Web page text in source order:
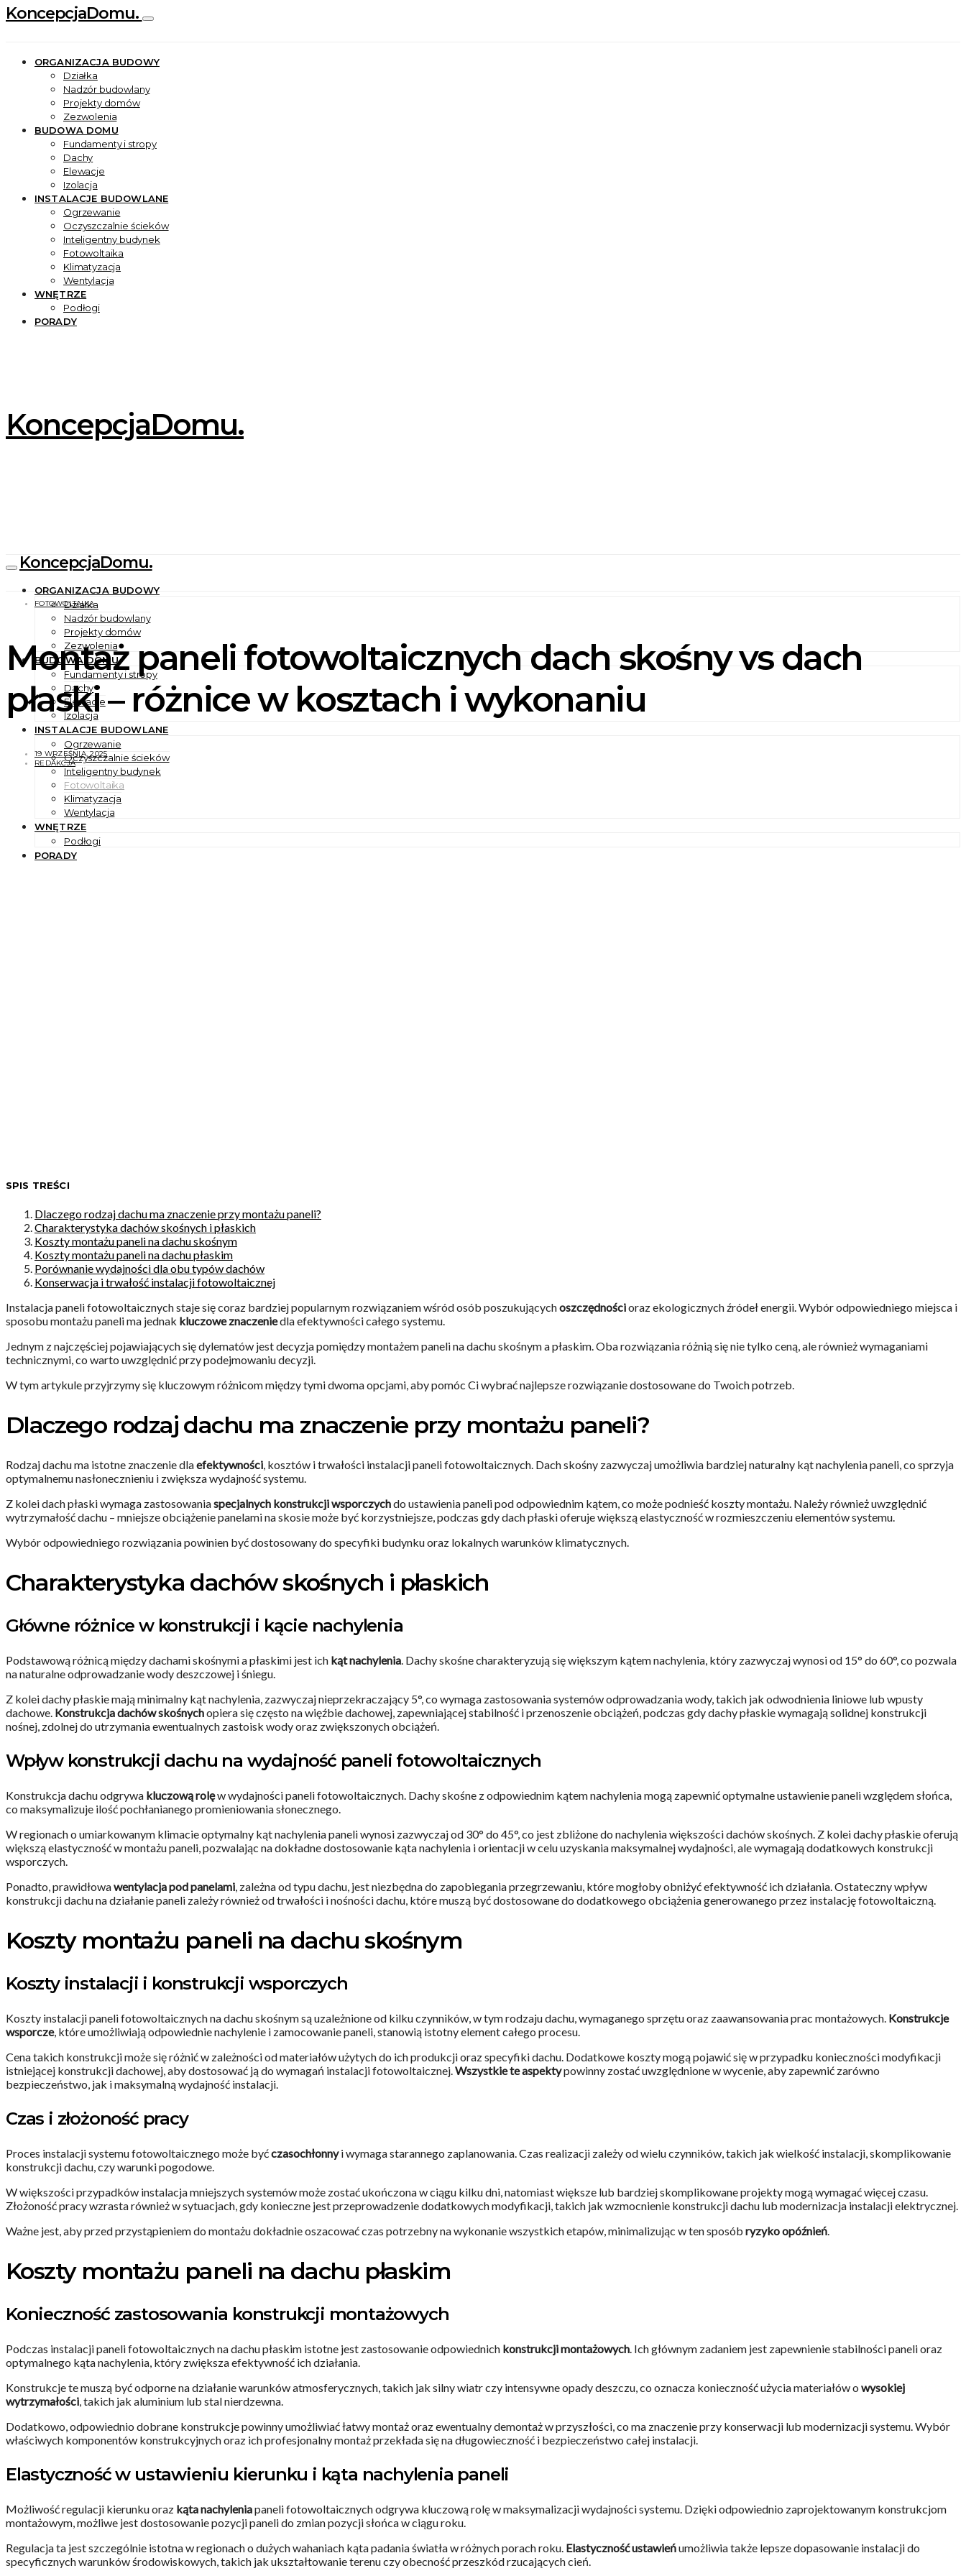
KoncepcjaDomu.
ORGANIZACJA BUDOWY
Działka
Nadzór budowlany
Projekty domów
Zezwolenia
BUDOWA DOMU
Fundamenty i stropy
Dachy
Elewacje
Izolacja
INSTALACJE BUDOWLANE
Ogrzewanie
Oczyszczalnie ścieków
Inteligentny budynek
Fotowoltaika
Klimatyzacja
Wentylacja
WNĘTRZE
Podłogi
PORADY
KoncepcjaDomu.
KoncepcjaDomu.
ORGANIZACJA BUDOWY
Działka
Nadzór budowlany
Projekty domów
Zezwolenia
BUDOWA DOMU
Fundamenty i stropy
Dachy
Elewacje
Izolacja
INSTALACJE BUDOWLANE
Ogrzewanie
Oczyszczalnie ścieków
Inteligentny budynek
Fotowoltaika
Klimatyzacja
Wentylacja
WNĘTRZE
Podłogi
PORADY
FOTOWOLTAIKA
Montaż paneli fotowoltaicznych dach skośny vs dach
płaski – różnice w kosztach i wykonaniu
19 WRZEŚNIA, 2025
REDAKCJA
SPIS TREŚCI
Dlaczego rodzaj dachu ma znaczenie przy montażu paneli?
Charakterystyka dachów skośnych i płaskich
Koszty montażu paneli na dachu skośnym
Koszty montażu paneli na dachu płaskim
Porównanie wydajności dla obu typów dachów
Konserwacja i trwałość instalacji fotowoltaicznej
Instalacja paneli fotowoltaicznych staje się coraz bardziej popularnym rozwiązaniem wśród osób poszukującychoszczędnościoraz ekologicznych źródeł energii. Wybór odpowiedniego miejsca i
sposobu montażu paneli ma jednak kluczowe znaczeniedla efektywności całego systemu.
Jednym z najczęściej pojawiających się dylematów jest decyzja pomiędzy montażem paneli na dachu skośnym a płaskim. Oba rozwiązania różnią się nie tylko ceną, ale również wymaganiami
technicznymi, co warto uwzględnić przy podejmowaniu decyzji.
W tym artykule przyjrzymy się kluczowym różnicom między tymi dwoma opcjami, aby pomóc Ci wybrać najlepsze rozwiązanie dostosowane do Twoich potrzeb.
Dlaczego rodzaj dachu ma znaczenie przy montażu paneli?
Rodzaj dachu ma istotne znaczenie dlaefektywności, kosztów i trwałości instalacji paneli fotowoltaicznych. Dach skośny zazwyczaj umożliwia bardziej naturalny kąt nachylenia paneli, co sprzyja
optymalnemu nasłonecznieniu i zwiększa wydajność systemu.
Z kolei dach płaski wymaga zastosowaniaspecjalnych konstrukcji wsporczychdo ustawienia paneli pod odpowiednim kątem, co może podnieść koszty montażu. Należy również uwzględnić
wytrzymałość dachu – mniejsze obciążenie panelami na skosie może być korzystniejsze, podczas gdy dach płaski oferuje większą elastyczność w rozmieszczeniu elementów systemu.
Wybór odpowiedniego rozwiązania powinien być dostosowany do specyfiki budynku oraz lokalnych warunków klimatycznych.
Charakterystyka dachów skośnych i płaskich
Główne różnice w konstrukcji i kącie nachylenia
Podstawową różnicą między dachami skośnymi a płaskimi jest ich kąt nachylenia. Dachy skośne charakteryzują się większym kątem nachylenia, który zazwyczaj wynosi od 15° do 60°, co pozwala
na naturalne odprowadzanie wody deszczowej i śniegu.
Z kolei dachy płaskie mają minimalny kąt nachylenia, zazwyczaj nieprzekraczający 5°, co wymaga zastosowania systemów odprowadzania wody, takich jak odwodnienia liniowe lub wpusty
dachowe. Konstrukcja dachów skośnychopiera się często na więźbie dachowej, zapewniającej stabilność i przenoszenie obciążeń, podczas gdy dachy płaskie wymagają solidnej konstrukcji
nośnej, zdolnej do utrzymania ewentualnych zastoisk wody oraz zwiększonych obciążeń.
Wpływ konstrukcji dachu na wydajność paneli fotowoltaicznych
Konstrukcja dachu odgrywa kluczową rolęw wydajności paneli fotowoltaicznych. Dachy skośne z odpowiednim kątem nachylenia mogą zapewnić optymalne ustawienie paneli względem słońca,
co maksymalizuje ilość pochłanianego promieniowania słonecznego.
W regionach o umiarkowanym klimacie optymalny kąt nachylenia paneli wynosi zazwyczaj od 30° do 45°, co jest zbliżone do nachylenia większości dachów skośnych. Z kolei dachy płaskie oferują
większą elastyczność w montażu paneli, pozwalając na dokładne dostosowanie kąta nachylenia i orientacji w celu uzyskania maksymalnej wydajności, ale wymagają dodatkowych konstrukcji
wsporczych.
Ponadto, prawidłowawentylacja pod panelami, zależna od typu dachu, jest niezbędna do zapobiegania przegrzewaniu, które mogłoby obniżyć efektywność ich działania. Ostateczny wpływ
konstrukcji dachu na działanie paneli zależy również od trwałości i nośności dachu, które muszą być dostosowane do dodatkowego obciążenia generowanego przez instalację fotowoltaiczną.
Koszty montażu paneli na dachu skośnym
Koszty instalacji i konstrukcji wsporczych
Koszty instalacji paneli fotowoltaicznych na dachu skośnym są uzależnione od kilku czynników, w tym rodzaju dachu, wymaganego sprzętu oraz zaawansowania prac montażowych. Konstrukcje
wsporcze, które umożliwiają odpowiednie nachylenie i zamocowanie paneli, stanowią istotny element całego procesu.
Cena takich konstrukcji może się różnić w zależności od materiałów użytych do ich produkcji oraz specyfiki dachu. Dodatkowe koszty mogą pojawić się w przypadku konieczności modyfikacji
istniejącej konstrukcji dachowej, aby dostosować ją do wymagań instalacji fotowoltaicznej.Wszystkie te aspektypowinny zostać uwzględnione w wycenie, aby zapewnić zarówno
bezpieczeństwo, jak i maksymalną wydajność instalacji.
Czas i złożoność pracy
Proces instalacji systemu fotowoltaicznego może byćczasochłonnyi wymaga starannego zaplanowania. Czas realizacji zależy od wielu czynników, takich jak wielkość instalacji, skomplikowanie
konstrukcji dachu, czy warunki pogodowe.
W większości przypadków instalacja mniejszych systemów może zostać ukończona w ciągu kilku dni, natomiast większe lub bardziej skomplikowane projekty mogą wymagać więcej czasu.
Złożoność pracy wzrasta również w sytuacjach, gdy konieczne jest przeprowadzenie dodatkowych modyfikacji, takich jak wzmocnienie konstrukcji dachu lub modernizacja instalacji elektrycznej.
Ważne jest, aby przed przystąpieniem do montażu dokładnie oszacować czas potrzebny na wykonanie wszystkich etapów, minimalizując w ten sposób ryzyko opóźnień.
Koszty montażu paneli na dachu płaskim
Konieczność zastosowania konstrukcji montażowych
Podczas instalacji paneli fotowoltaicznych na dachu płaskim istotne jest zastosowanie odpowiednich konstrukcji montażowych. Ich głównym zadaniem jest zapewnienie stabilności paneli oraz
optymalnego kąta nachylenia, który zwiększa efektywność ich działania.
Konstrukcje te muszą być odporne na działanie warunków atmosferycznych, takich jak silny wiatr czy intensywne opady deszczu, co oznacza konieczność użycia materiałów o wysokiej
wytrzymałości, takich jak aluminium lub stal nierdzewna.
Dodatkowo, odpowiednio dobrane konstrukcje powinny umożliwiać łatwy montaż oraz ewentualny demontaż w przyszłości, co ma znaczenie przy konserwacji lub modernizacji systemu. Wybór
właściwych komponentów konstrukcyjnych oraz ich profesjonalny montaż przekłada się na długowieczność i bezpieczeństwo całej instalacji.
Elastyczność w ustawieniu kierunku i kąta nachylenia paneli
Możliwość regulacji kierunku oraz kąta nachyleniapaneli fotowoltaicznych odgrywa kluczową rolę w maksymalizacji wydajności systemu. Dzięki odpowiednio zaprojektowanym konstrukcjom
montażowym, możliwe jest dostosowanie pozycji paneli do zmian pozycji słońca w ciągu roku.
Regulacja ta jest szczególnie istotna w regionach o dużych wahaniach kąta padania światła w różnych porach roku. Elastyczność ustawieńumożliwia także lepsze dopasowanie instalacji do
specyficznych warunków środowiskowych, takich jak ukształtowanie terenu czy obecność przeszkód rzucających cień.